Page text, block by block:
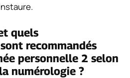
quels
recommandés
personnelle 2 selon
numérologie ?